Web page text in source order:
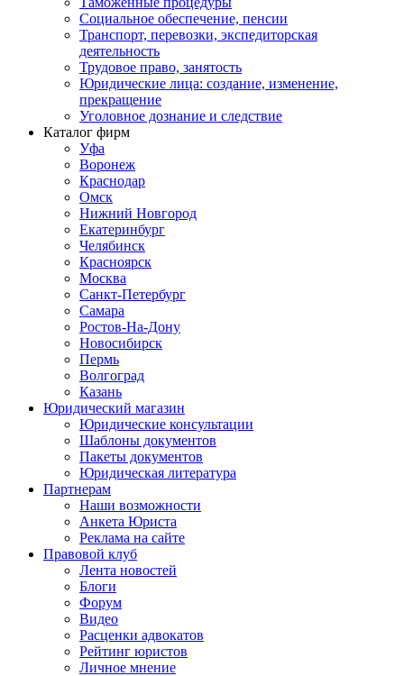
Социальное обеспечение, пенсии
Транспорт, перевозки, экспедиторская
деятельность
Трудовое право, занятость
Юридические лица: создание, изменение,
прекращение
Уголовное дознание и следствие
Каталог фирм
Уфа
Воронеж
Краснодар
Омск
Нижний Новгород
Екатеринбург
Челябинск
Красноярск
Москва
Санкт-Петербург
Самара
Ростов-На-Дону
Новосибирск
Пермь
Волгоград
Казань
Юридический магазин
Юридические консультации
Шаблоны документов
Пакеты документов
Юридическая литература
Партнерам
Наши возможности
Анкета Юриста
Реклама на сайте
Правовой клуб
Лента новостей
Блоги
Форум
Видео
Расценки адвокатов
Рейтинг юристов
Личное мнение